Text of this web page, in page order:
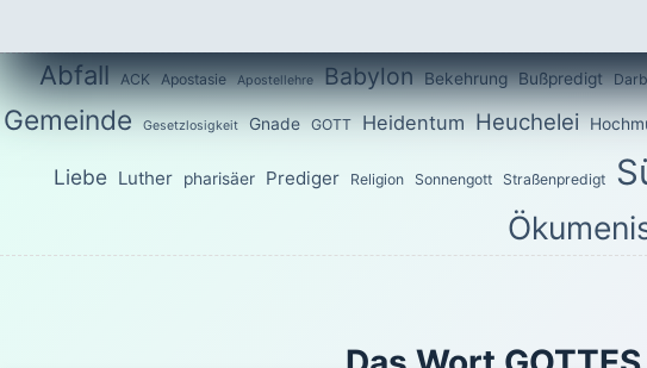
Abfall ACK Apostasie Apostellehre Babylon Bekehrung Bußpredigt
Gemeinde Gesetzlosigkeit Gnade GOTT Heidentum Heuchelei
Liebe Luther pharisäer Prediger Religion Sonnengott Straßenpredigt